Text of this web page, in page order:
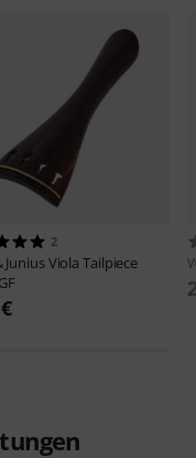
2
JuniusViola Tailpiece